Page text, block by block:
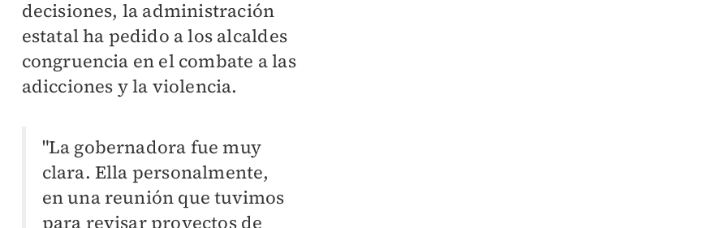
decisiones, la administración
estatal ha pedido a los alcaldes
congruencia en el combate a las
adicciones y la violencia.
"La gobernadora fue muy
clara. Ella personalmente,
en una reunión que tuvimos
para revisar proyectos de